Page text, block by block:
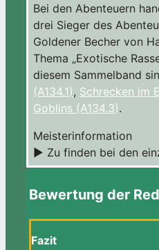
Bei den Abenteuern
drei Sieger des
Goldener Becher von
Thema „Exotische
diesem Sammelband
(A134.1), Schrecken im
Goblins (A134.3).
Meisterinformation
► Zu finden bei den
Bewertung der
Fazit